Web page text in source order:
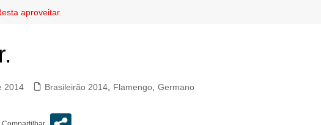
aproveitar.
2014 Brasileirão 2014 Flamengo Germano